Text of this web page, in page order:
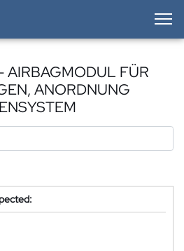
FÜR
ANORDNUNG